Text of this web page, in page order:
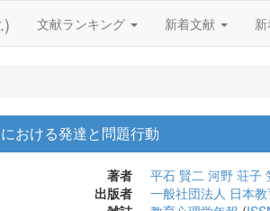
文献ランキング 新着文献
おける発達と問題行動
著者 平石 賢二 河野 荘子
出版者
一般社団法人 日本